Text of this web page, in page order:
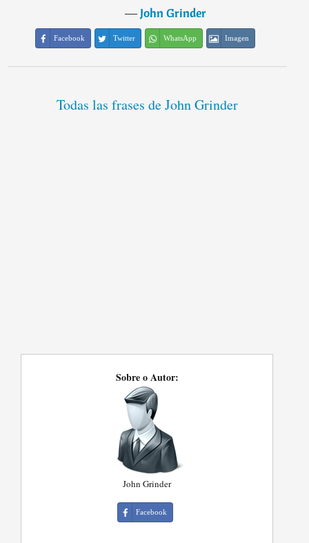
―John Grinder
Facebook Twitter WhatsApp Imagen
Todas las frases de John Grinder
Sobre o Autor:
John Grinder
Facebook